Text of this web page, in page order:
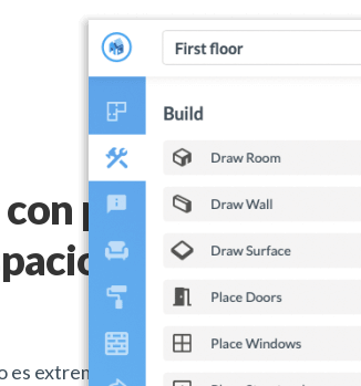
precisión
con
extremadamente útil para